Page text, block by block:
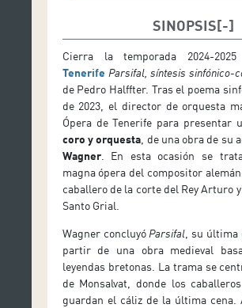
SINOPSIS
Cierra la temporada 2024-
Tenerife Parsifal, síntesis sinfónico-
de Pedro Halffter. Tras el poema
de 2023, el director de orquesta
Ópera de Tenerife para presentar
coro y orquesta , de una obra de su
Wagner. En esta ocasión se
magna ópera del compositor
caballero de la corte del Rey Arturo
Santo Grial.
Wagner concluyó Parsifal , su última
partir de una obra medieval
leyendas bretonas. La trama se
de Monsalvat, donde los
guardan el cáliz de la última cena.